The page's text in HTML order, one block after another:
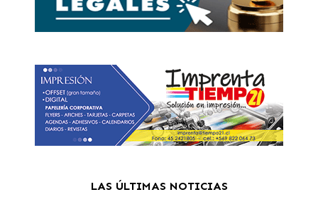
LAS ÚLTIMAS NOTICIAS